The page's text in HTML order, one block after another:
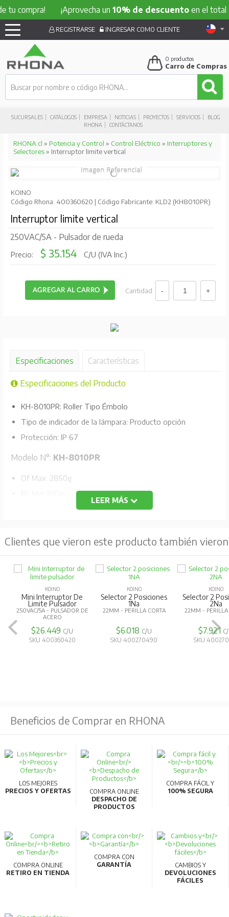
¡Aprovecha un10% de descuentoen el total de tu
SUCURSALES CATÁLOGOS EMPRESA NOTICIAS PROYECTOS SERVICIOS
BLOG
RHONA
CONTÁCTANOS
REGISTRARSE INGRESAR COMO CLIENTE
0 productos
Carro de Compras
RHONA.cl » Potencia y Control » Control Eléctrico » Interruptores y
Selectores» Interruptor limite vertical
KOINO
Código Rhona: 400360620 | Código Fabricante: KLD2 (KH8010PR)
Interruptor limite vertical
250VAC/5A - Pulsador de rueda
Precio: $ 35.154 C/U (IVA Inc.)
Cantidad:
Especificaciones Características
Especificaciones del Producto
KH-8010PR: Roller Tipo Émbolo
Tipo de indicador de la lámpara: Producto opción
Protección: IP 67
Modelo N°: KH-8010PR
Of Max: 2850g
TT: --
Material:
Cuerpo: aleación de aluminio de fundición a presión
(Color: Gris)
Head, palanca: aleación Zn Fundición a presión
(Color: Gris)
LEER MÁS
Clientes que vieron este producto también vieron
KOINO
Mini Interruptor De
Limite Pulsador
250VAC/5A - PULSADOR DE
ACERO
$26.449 C/U
SKU 400360420
KOINO
Selector 2 Posiciones
1Na
22MM - PERILLA CORTA
$6.018 C/U
SKU 400270490
KOINO
Selector 2
2Na
22MM - PERILLA
$7.921
SKU
Beneficios de Comprar en RHONA
LOS MEJORES
PRECIOS Y OFERTAS
COMPRA ONLINE
DESPACHO DE
PRODUCTOS
COMPRA FÁCIL Y
100% SEGURA
COMPRA ONLINE
RETIRO EN TIENDA
COMPRA CON
GARANTÍA
CAMBIOS Y
DEVOLUCIONES
FÁCILES